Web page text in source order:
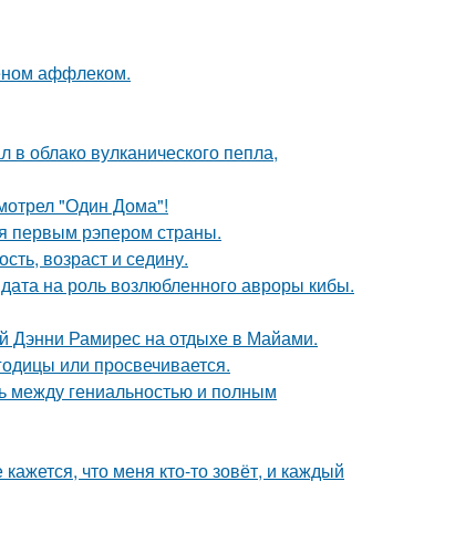
аффлеком.
облако вулканического пепла,
"Один Дома"!
первым рэпером страны.
возраст и седину.
на роль возлюбленного авроры кибы.
Дэнни Рамирес на отдыхе в Майами.
или просвечивается.
между гениальностью и полным
что меня кто-то зовёт, и каждый